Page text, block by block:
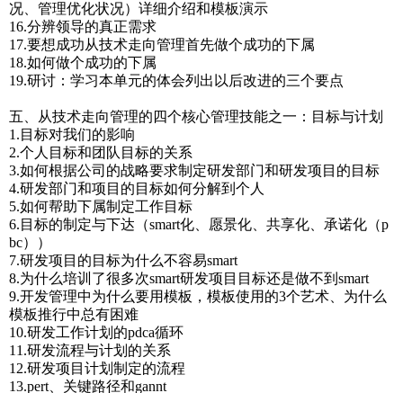
况、管理优化状况）详细介绍和模板演示
16.分辨领导的真正需求
17.要想成功从技术走向管理首先做个成功的下属
18.如何做个成功的下属
19.研讨：学习本单元的体会列出以后改进的三个要点
五、从技术走向管理的四个核心管理技能之一：目标与计划
1.目标对我们的影响
2.个人目标和团队目标的关系
3.如何根据公司的战略要求制定研发部门和研发项目的目标
4.研发部门和项目的目标如何分解到个人
5.如何帮助下属制定工作目标
6.目标的制定与下达（smart化、愿景化、共享化、承诺化（p
bc））
7.研发项目的目标为什么不容易smart
8.为什么培训了很多次smart研发项目目标还是做不到smart
9.开发管理中为什么要用模板，模板使用的3个艺术、为什么
模板推行中总有困难
10.研发工作计划的pdca循环
11.研发流程与计划的关系
12.研发项目计划制定的流程
13.pert、关键路径和gannt